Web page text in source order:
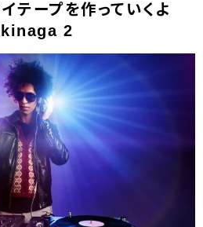
テープを作っていくよ
2